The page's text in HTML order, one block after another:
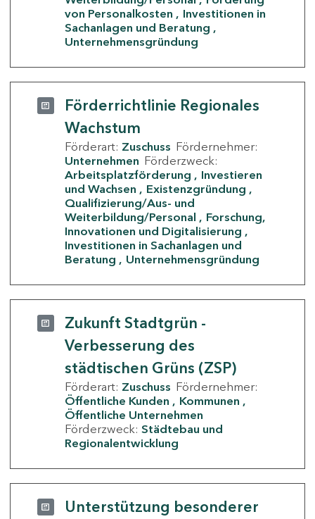
von Personalkosten
Investitionen in
Sachanlagen und Beratung
Unternehmensgründung
Förderrichtlinie Regionales
Wachstum
Förderart: Zuschuss Fördernehmer:
Unternehmen Förderzweck:
Arbeitsplatzförderung
Investieren
und Wachsen
Existenzgründung
Qualifizierung/Aus- und
Weiterbildung/Personal
Forschung,
Innovationen und Digitalisierung
Investitionen in Sachanlagen und
Beratung
Unternehmensgründung
Zukunft Stadtgrün -
Verbesserung des
städtischen Grüns (ZSP)
Förderart: Zuschuss Fördernehmer:
Öffentliche Kunden
Kommunen
Öffentliche Unternehmen
Förderzweck: Städtebau und
Regionalentwicklung
Unterstützung besonderer